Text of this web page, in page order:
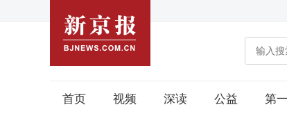
首页 视频 深读 公益 第